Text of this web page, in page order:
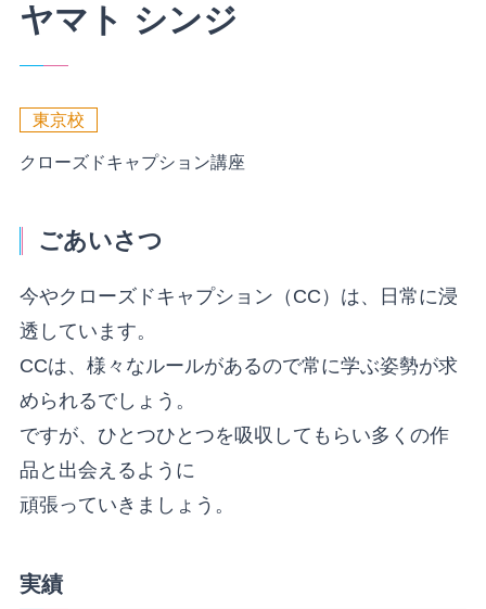
ヤマト シンジ
東京校
クローズドキャプション講座
ごあいさつ
今やクローズドキャプション（CC）は、日常に浸
透しています。
CCは、様々なルールがあるので常に学ぶ姿勢が求
められるでしょう。
ですが、ひとつひとつを吸収してもらい多くの作
品と出会えるように
頑張っていきましょう。
実績